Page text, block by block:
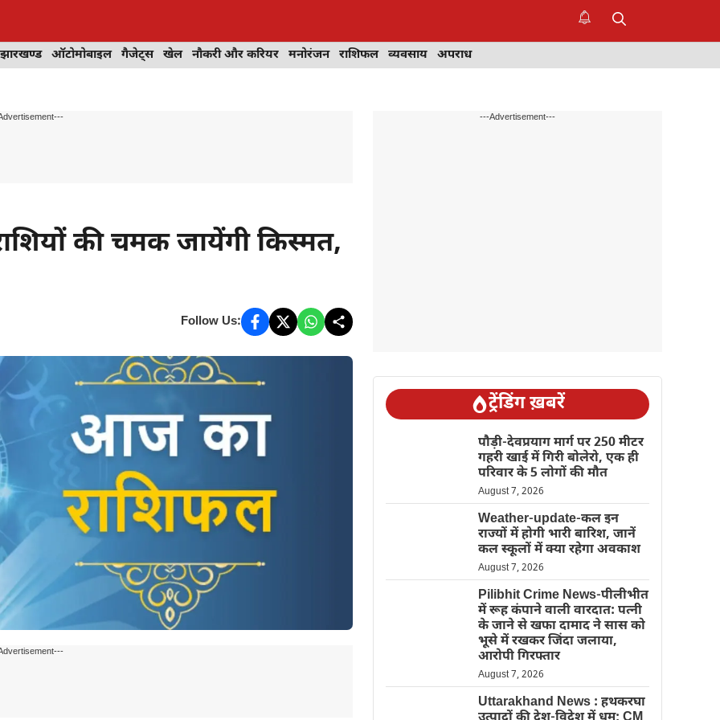
झारखण्ड ऑटोमोबाइल गैजेट्स खेल नौकरी और करियर मनोरंजन राशिफल व्यवसाय अपराध
की चमक जायेंगी किस्मत,
Follow Us:
---Advertisement---
ट्रेंडिंग ख़बरें
पौड़ी-देवप्रयाग मार्ग पर 250 मीटर
गहरी खाई में गिरी बोलेरो, एक ही
परिवार के 5 लोगों की मौत
August 7, 2026
Weather-update-कल इन
राज्यों में होगी भारी बारिश, जानें
कल स्कूलों में क्या रहेगा अवकाश
August 7, 2026
Pilibhit Crime News-पीलीभीत
में रूह कंपाने वाली वारदात: पत्नी
के जाने से खफा दामाद ने सास को
भूसे में रखकर जिंदा जलाया,
आरोपी गिरफ्तार
August 7, 2026
Uttarakhand News : हथकरघा